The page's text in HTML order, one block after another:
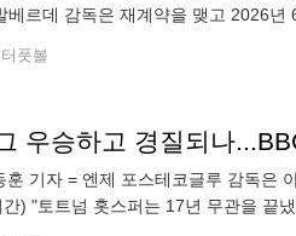
베르데 감독은 재계약을 맺고 2026년
풋볼
우승하고 경질되나
훈 기자 = 엔제 포스테코글루 감독은
) "토트넘 홋스퍼는 17년 무관을 끝